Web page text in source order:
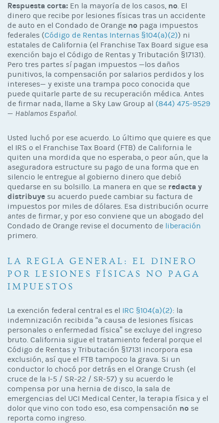
Respuesta corta: En la mayoría de los casos, no. El
dinero que recibe por lesiones físicas tras un accidente
de auto en el Condado de Orange no paga impuestos
federales (Código de Rentas Internas §104(a)(2)) ni
estatales de California (el Franchise Tax Board sigue esa
exención bajo el Código de Rentas y Tributación §17131).
Pero tres partes sípagan impuestos —los daños
punitivos, la compensación por salarios perdidos y los
intereses— y existe una trampa poco conocida que
puede quitarle parte de su recuperación médica. Antes
de firmar nada, llame a Sky Law Group al (844) 475-9529
— Hablamos Español.
Usted luchó por ese acuerdo. Lo último que quiere es que
el IRS o el Franchise Tax Board (FTB) de California le
quiten una mordida que no esperaba, o peor aún, que la
aseguradora estructure su pago de una forma que en
silencio le entregue al gobierno dinero que debió
quedarse en su bolsillo. La manera en que se redacta y
distribuye su acuerdo puede cambiar su factura de
impuestos por miles de dólares. Esa distribución ocurre
antes de firmar, y por eso conviene que un abogado del
Condado de Orange revise el documento de liberación
primero.
LA REGLA GENERAL: EL DINERO
POR LESIONES FÍSICAS NO PAGA
IMPUESTOS
La exención federal central es el IRC §104(a)(2): la
indemnización recibida “a causa de lesiones físicas
personales o enfermedad física” se excluye del ingreso
bruto. California sigue el tratamiento federal porque el
Código de Rentas y Tributación §17131 incorpora esa
exclusión, así que el FTB tampoco la grava. Si un
conductor lo chocó por detrás en el Orange Crush (el
cruce de la I-5 / SR-22 / SR-57) y su acuerdo le
compensa por una hernia de disco, la sala de
emergencias del UCI Medical Center, la terapia física y el
dolor que vino con todo eso, esa compensación no se
reporta como ingreso.